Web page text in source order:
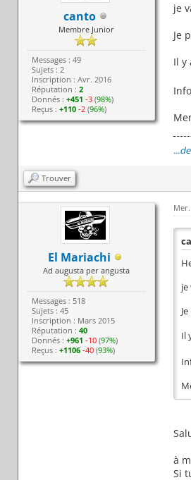
canto
Membre Junior
Messages : 49
Sujets : 2
Inscription : Avr. 2016
Réputation : 2
Donnés : +451 -3(98%)
Reçus : +110 -2(96%)
je
Je
Il y
Trouver
El Mariachi
Ad augusta per angusta
Messages : 518
Sujets : 45
Inscription : Mars 2015
Réputation : 40
Donnés : +961 -10(97%)
Reçus : +1106 -40(93%)
je
Il
à
Si